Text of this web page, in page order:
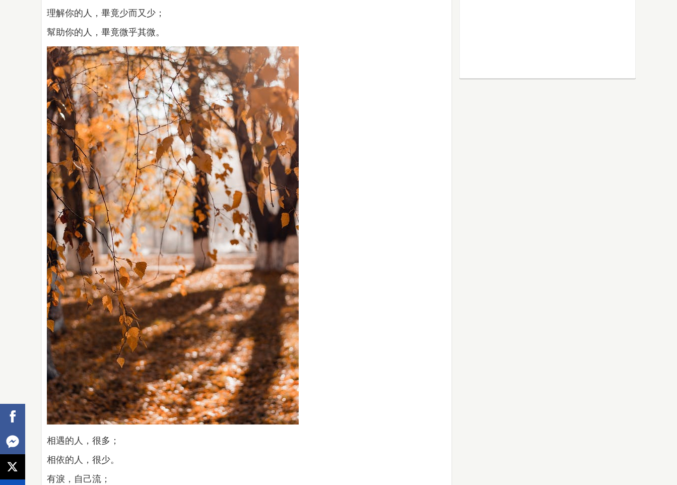
理解你的人，畢竟少而又少；
幫助你的人，畢竟微乎其微。
相遇的人，很多；
相依的人，很少。
有淚，自己流；